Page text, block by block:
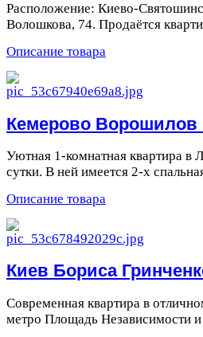
Расположение: Киево-
Волошкова, 74. Продаётся
Описание товара
Кемерово Ворошилов
Уютная 1-комнатная квартира в
сутки. В ней имеется 2-х
Описание товара
Киев Бориса
Современная квартира в
метро Площадь Независимости